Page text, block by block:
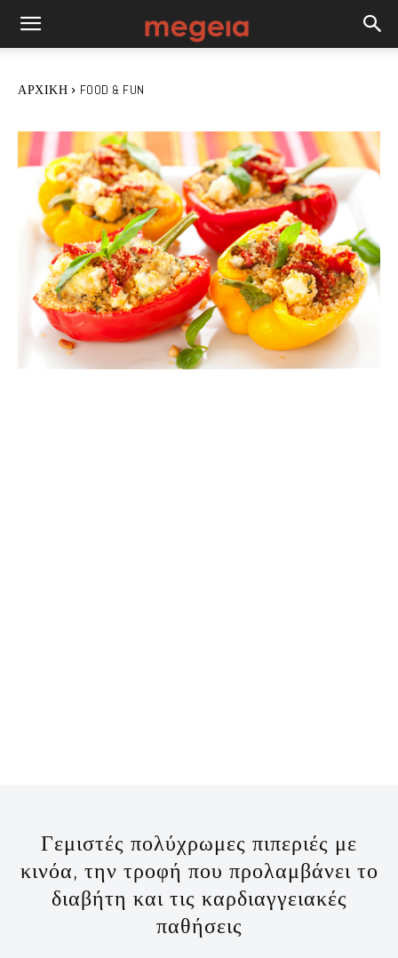
ΑΡΧΙΚΉ FOOD & FUN
Γεμιστές πολύχρωμες πιπεριές με
κινόα, την τροφή που προλαμβάνει το
διαβήτη και τις καρδιαγγειακές
παθήσεις